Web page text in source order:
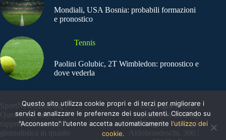
Mondiali, USA Bosnia: probabili formazioni
e pronostico
Tennis
Paolini Golubic, 2T Wimbledon: pronostico e
dove vederla
SportNews.BetFlag -
Questo sito non
rappresenta una testata
giornalistica in quanto
Copyright © 2025
SportNews BetFlag
Sede Legale: Via degli
Aldobrandeschi, 300 |
Questo sito utilizza cookie propri e di terzi per migliorare i
servizi e analizzare le preferenze dei suoi utenti. Cliccando su
"Acconsento" l'utente accetta automaticamente l'utilizzo dei
cookie.